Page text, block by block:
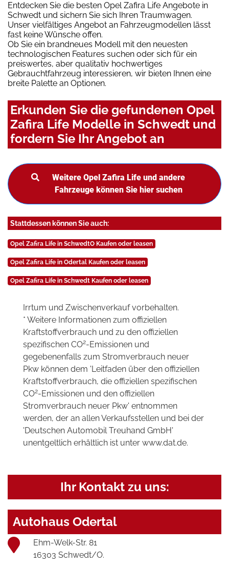
Entdecken Sie die besten Opel Zafira Life Angebote in
Schwedt und sichern Sie sich Ihren Traumwagen.
Unser vielfältiges Angebot an Fahrzeugmodellen lässt
fast keine Wünsche offen.
Ob Sie ein brandneues Modell mit den neuesten
technologischen Features suchen oder sich für ein
preiswertes, aber qualitativ hochwertiges
Gebrauchtfahrzeug interessieren, wir bieten Ihnen eine
breite Palette an Optionen.
Erkunden Sie die gefundenen Opel
Zafira Life Modelle in Schwedt und
fordern Sie Ihr Angebot an
Weitere Opel Zafira Life und andere
Fahrzeuge können Sie hier suchen
Stattdessen können Sie auch:
Opel Zafira Life in SchwedtO Kaufen oder leasen
Opel Zafira Life in Odertal Kaufen oder leasen
Opel Zafira Life in Schwedt Kaufen oder leasen
Irrtum und Zwischenverkauf vorbehalten.
* Weitere Informationen zum offiziellen
Kraftstoffverbrauch und zu den offiziellen
spezifischen CO2-Emissionen und
gegebenenfalls zum Stromverbrauch neuer
Pkw können dem 'Leitfaden über den offiziellen
Kraftstoffverbrauch, die offiziellen spezifischen
CO2-Emissionen und den offiziellen
Stromverbrauch neuer Pkw' entnommen
werden, der an allen Verkaufsstellen und bei der
'Deutschen Automobil Treuhand GmbH'
unentgeltlich erhältlich ist unter www.dat.de.
Ihr Kontakt zu uns:
Autohaus Odertal
Ehm-Welk-Str. 81
16303 Schwedt/O.